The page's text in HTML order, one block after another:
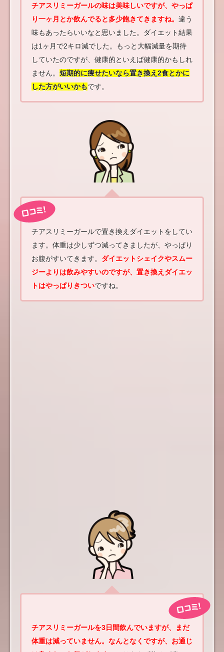
チアスリミーガールの味は美味しいですが、やっぱ
り一ヶ月とか飲んでると多少飽きてきますね。 違う
味もあったらいいなと思いました。ダイエット結果
は1ヶ月で2キロ減でした。もっと大幅減量を期待
していたのですが、健康的といえば健康的かもしれ
ません。 短期的に痩せたいなら置き換え2食とかに
した方がいいかもです。
チアスリミーガールで置き換えダイエットをしてい
ます。体重は少しずつ減ってきましたが、やっぱり
お腹がすいてきます。 ダイエットシェイクやスムー
ジーよりは飲みやすいのですが、置き換えダイエッ
トはやっぱりきついですね。
チアスリミーガールを3日間飲んでいますが、まだ
体重は減っていません。なんとなくですが、お通じ